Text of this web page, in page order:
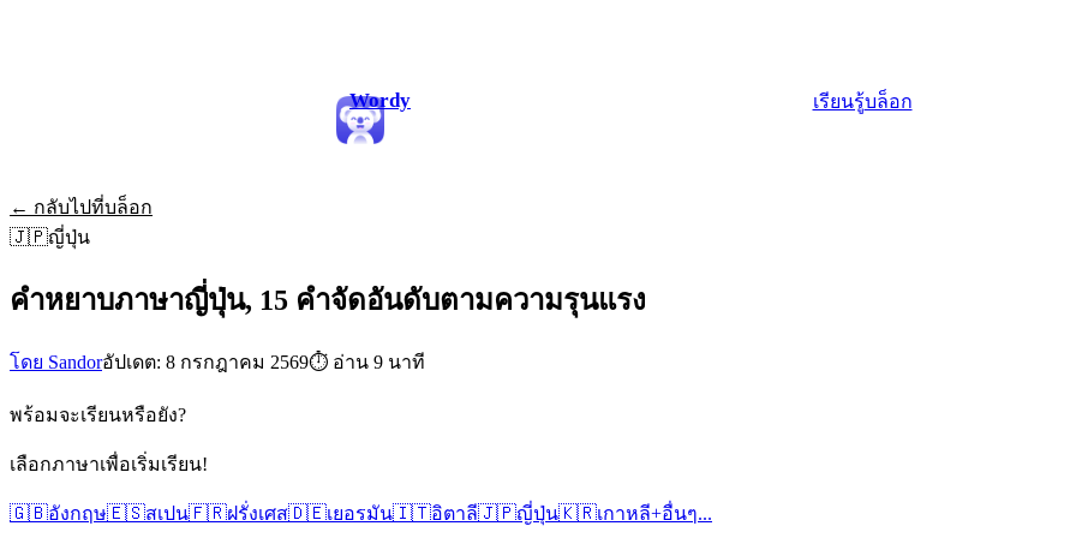
Wordy เรียนรู้บล็อก
← กลับไปที่บล็อก
🇯🇵ญี่ปุ่น
คำหยาบภาษาญี่ปุ่น, 15 คำจัดอันดับตามความรุนแรง
โดย Sandorอัปเดต: 8 กรกฎาคม 2569⏱ อ่าน 9 นาที
พร้อมจะเรียนหรือยัง?
เลือกภาษาเพื่อเริ่มเรียน!
🇬🇧อังกฤษ🇪🇸สเปน🇫🇷ฝรั่งเศส🇩🇪เยอรมัน🇮🇹อิตาลี🇯🇵ญี่ปุ่น🇰🇷เกาหลี+อื่นๆ...